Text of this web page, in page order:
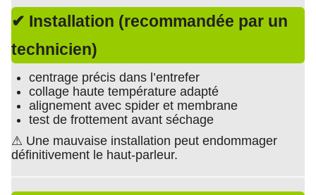
✔ Installation (recommandée par un
technicien)
centrage précis dans l’entrefer
collage haute température adapté
alignement avec spider et membrane
test de frottement avant séchage
⚠ Une mauvaise installation peut endommager
définitivement le haut-parleur.